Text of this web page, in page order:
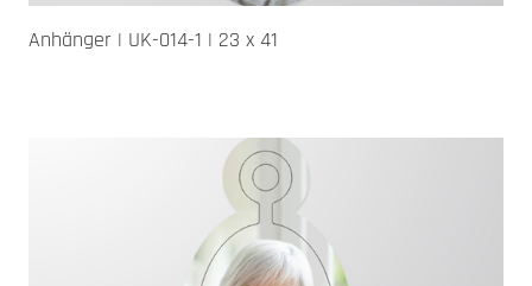
Anhänger | UK-014-1 | 23 x 41